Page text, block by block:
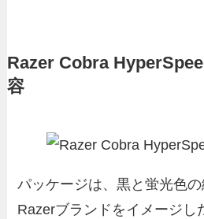
Razer Cobra
容
パッケージは、黒と蛍光色
Razerブランドをイメージし